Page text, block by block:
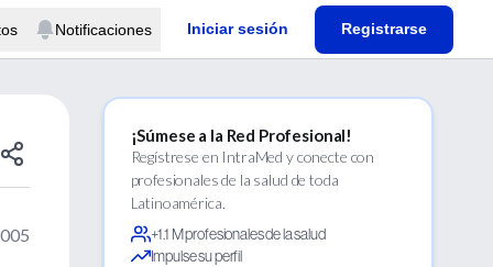
Notificaciones Iniciar sesión Registrarse
¡Súmese a la Red Profesional!
Regístrese en IntraMed y conecte con
profesionales de la salud de toda
Latinoamérica.
+1.1 M profesionales de la salud
Impulse su perfil